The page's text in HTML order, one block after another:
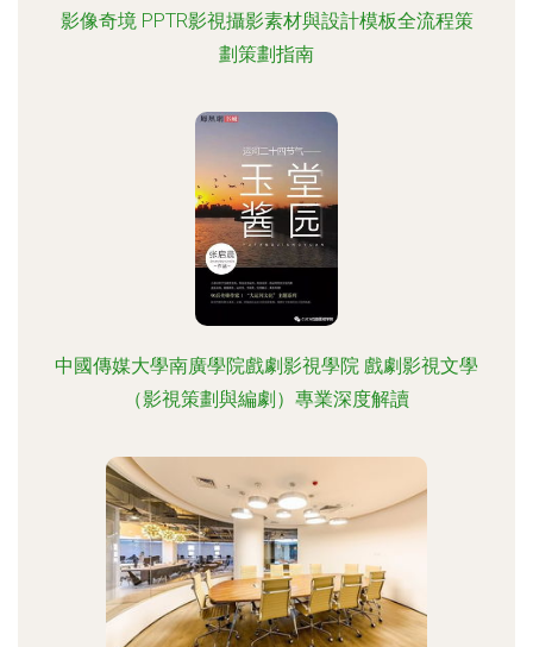
影像奇境 PPTR影視攝影素材與設計模板全流程策
劃策劃指南
中國傳媒大學南廣學院戲劇影視學院 戲劇影視文學
（影視策劃與編劇）專業深度解讀